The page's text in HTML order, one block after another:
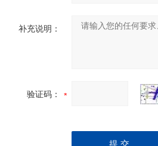
补充说明：
验证码：